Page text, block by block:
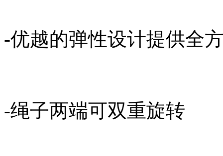
-优越的弹性设计提供全
-绳子两端可双重旋转